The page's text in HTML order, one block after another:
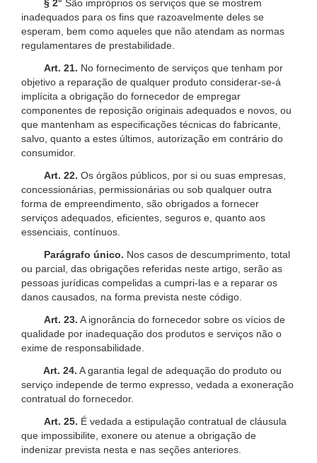
§ 2° São impróprios os serviços que se mostrem
inadequados para os fins que razoavelmente deles se
esperam, bem como aqueles que não atendam as normas
regulamentares de prestabilidade.
Art. 21. No fornecimento de serviços que tenham por
objetivo a reparação de qualquer produto considerar-se-á
implícita a obrigação do fornecedor de empregar
componentes de reposição originais adequados e novos, ou
que mantenham as especificações técnicas do fabricante,
salvo, quanto a estes últimos, autorização em contrário do
consumidor.
Art. 22. Os órgãos públicos, por si ou suas empresas,
concessionárias, permissionárias ou sob qualquer outra
forma de empreendimento, são obrigados a fornecer
serviços adequados, eficientes, seguros e, quanto aos
essenciais, contínuos.
Parágrafo único. Nos casos de descumprimento, total
ou parcial, das obrigações referidas neste artigo, serão as
pessoas jurídicas compelidas a cumpri-las e a reparar os
danos causados, na forma prevista neste código.
Art. 23. A ignorância do fornecedor sobre os vícios de
qualidade por inadequação dos produtos e serviços não o
exime de responsabilidade.
Art. 24. A garantia legal de adequação do produto ou
serviço independe de termo expresso, vedada a exoneração
contratual do fornecedor.
Art. 25. É vedada a estipulação contratual de cláusula
que impossibilite, exonere ou atenue a obrigação de
indenizar prevista nesta e nas seções anteriores.